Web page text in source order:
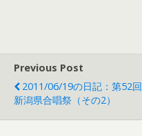
Previous Post
2011/06/19の日記：第52回
新潟県合唱祭（その2）